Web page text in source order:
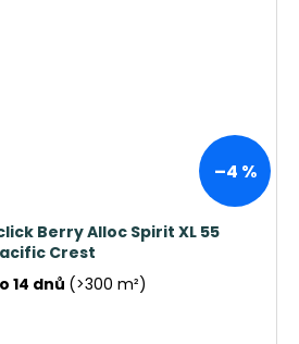
–4 %
Berry Alloc Spirit XL 55
Crest
14 dnů (>300 m²)